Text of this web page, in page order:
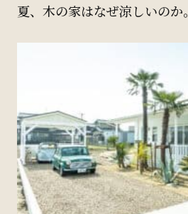
夏、木の家はなぜ涼しいのか。